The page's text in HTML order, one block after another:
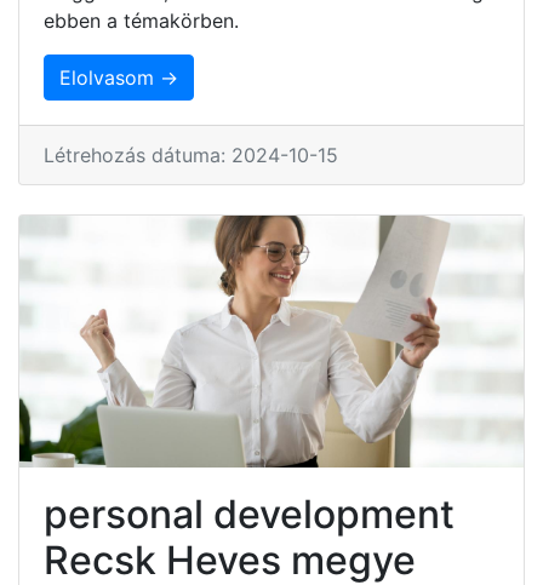
ebben a témakörben.
Elolvasom →
Létrehozás dátuma: 2024-10-15
personal development
Recsk Heves megye